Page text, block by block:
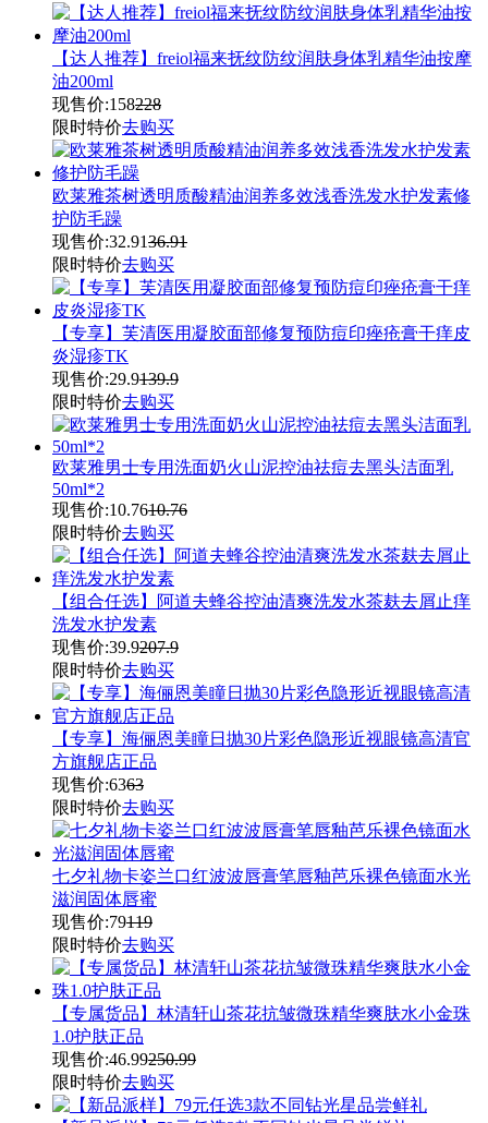
【达人推荐】freiol福来抚纹防纹润肤身体乳精华油按摩
油200ml
现售价:158228
限时特价去购买
欧莱雅茶树透明质酸精油润养多效浅香洗发水护发素修
护防毛躁
现售价:32.9136.91
限时特价去购买
【专享】芙清医用凝胶面部修复预防痘印痤疮膏干痒皮
炎湿疹TK
现售价:29.9139.9
限时特价去购买
欧莱雅男士专用洗面奶火山泥控油祛痘去黑头洁面乳
50ml*2
现售价:10.7610.76
限时特价去购买
【组合任选】阿道夫蜂谷控油清爽洗发水茶麸去屑止痒
洗发水护发素
现售价:39.9207.9
限时特价去购买
【专享】海俪恩美瞳日抛30片彩色隐形近视眼镜高清官
方旗舰店正品
现售价:6363
限时特价去购买
七夕礼物卡姿兰口红波波唇膏笔唇釉芭乐裸色镜面水光
滋润固体唇蜜
现售价:79119
限时特价去购买
【专属货品】林清轩山茶花抗皱微珠精华爽肤水小金珠
1.0护肤正品
现售价:46.99250.99
限时特价去购买